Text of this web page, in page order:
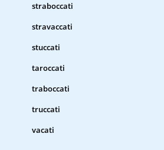
straboccati
stravaccati
stuccati
taroccati
traboccati
truccati
vacati